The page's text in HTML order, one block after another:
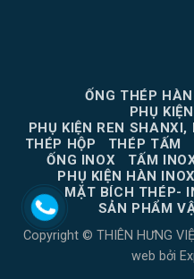
ỐNG THÉP HÀN
PHỤ
PHỤ KIỆN REN SHANXI,
THÉP HỘP
THÉP TẤM
ỐNG INOX
TẤM
PHỤ KIỆN HÀN INOX
MẶT BÍCH THÉP-
SẢN PHẨM
Copyright © THIÊN HƯNG
web bởi